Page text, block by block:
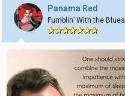
j
o
n
e
r
Panama Red
Fumblin’ With the Blues